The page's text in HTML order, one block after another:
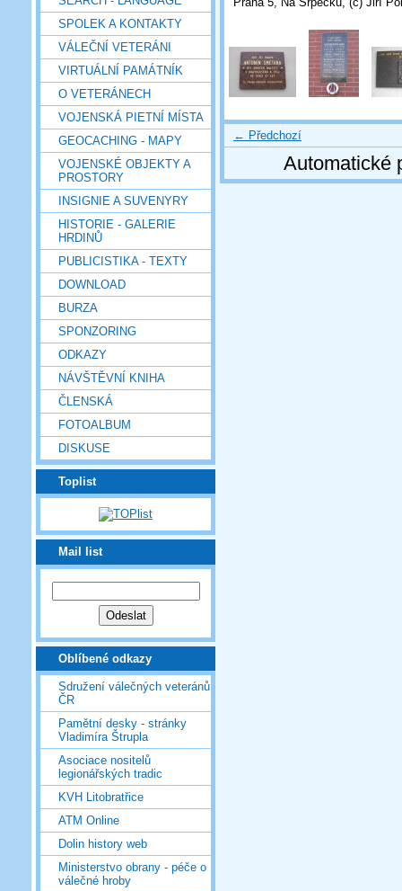
SPOLEK A KONTAKTY
VÁLEČNÍ VETERÁNI
VIRTUÁLNÍ PAMÁTNÍK
O VETERÁNECH
VOJENSKÁ PIETNÍ MÍSTA
GEOCACHING - MAPY
VOJENSKÉ OBJEKTY A
PROSTORY
INSIGNIE A SUVENYRY
HISTORIE - GALERIE
HRDINŮ
PUBLICISTIKA - TEXTY
DOWNLOAD
BURZA
SPONZORING
ODKAZY
NÁVŠTĚVNÍ KNIHA
ČLENSKÁ
FOTOALBUM
DISKUSE
Toplist
Mail list
Oblíbené odkazy
Sdružení válečných veteránů
ČR
Pamětní desky - stránky
Vladimíra Štrupla
Asociace nositelů
legionářských tradic
KVH Litobratřice
ATM Online
Dolin history web
Ministerstvo obrany - péče o
válečné hroby
← Předchozí
Automatické